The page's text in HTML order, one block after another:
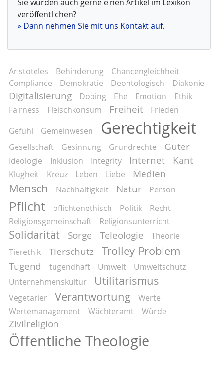
Sie würden auch gerne einen Artikel im Lexikon
veröffentlichen?
» Dann nehmen Sie mit uns Kontakt auf.
Aristoteles Behinderung
Chancengleichheit
Compliance
Demokratie Deontologisch Diakonie
Digitalisierung Doping Ehe Emotion
Ethik
Fairness
Fleischkonsum Freiheit
Frieden
Gefühl
Gemeinwesen Gerechtigkeit
Gesellschaft Gesinnung Grundrechte Güter
Ideologie Inklusion Integrity Internet Kant
Klugheit Kreuz Leben Liebe Medien
Mensch Nachhaltigkeit Natur Person
Pflicht pflichtenethisch Politik
Recht
Religionsgemeinschaft
Religionsunterricht
Solidarität Sorge Teleologie
Theorie
Tierethik
Tierschutz Trolley-Problem
Tugend tugendhaft Umwelt
Umweltschutz
Unternehmenskultur
Utilitarismus
Vegetarier Verantwortung
Werte
Wertemanagement
Wächteramt Würde
Zivilreligion
Öffentliche Theologie